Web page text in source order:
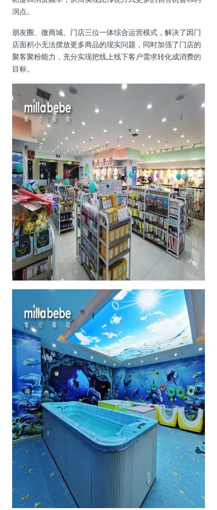
润点。
朋友圈、微商城、门店三位一体综合运营模式，解决了因门
店面积小无法摆放更多商品的现实问题，同时加强了门店的
聚客聚粉能力，充分实现把线上线下客户需求转化成消费的
目标。